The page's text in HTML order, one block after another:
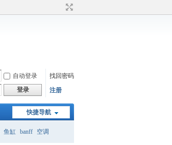
自动登录
找回密码
登录 注册
快捷导航
鱼缸 banff 空调